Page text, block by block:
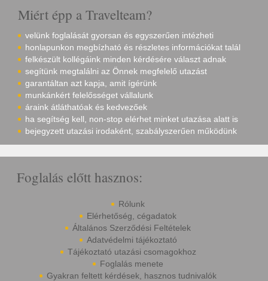
Miért épp a Travelteam?
velünk foglalását gyorsan és egyszerűen intézheti
honlapunkon megbízható és részletes információkat talál
felkészült kollégáink minden kérdésére választ adnak
segítünk megtalálni az Önnek megfelelő utazást
garantáltan azt kapja, amit ígérünk
munkánkért felelősséget vállalunk
áraink átláthatóak és kedvezőek
ha segítség kell, non-stop elérhet minket utazása alatt is
bejegyzett utazási irodaként, szabályszerűen működünk
Foglalás előtt hasznos:
Rólunk
Elérhetőség, cégadatok
Általános Szerződési Feltételek
Adatvédelmi tájékoztató
Tájékoztató utazási csomagokhoz
Foglalás menete
Gyakran feltett kérdések, hasznos tudnivalók